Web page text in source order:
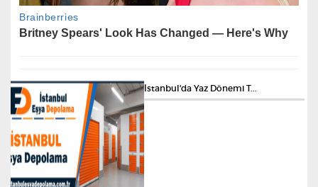
İstanbul'da Yaz Dönemi T...